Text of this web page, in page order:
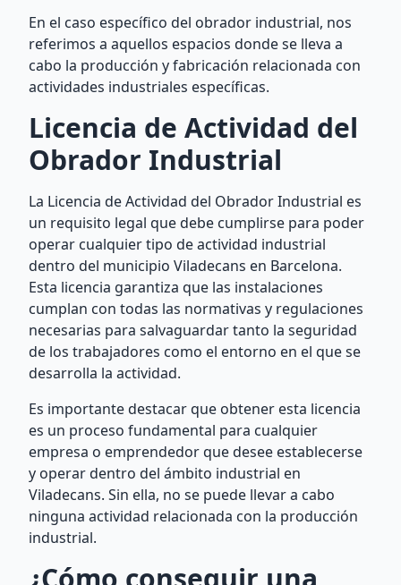
En el caso específico del obrador industrial, nos
referimos a aquellos espacios donde se lleva a
cabo la producción y fabricación relacionada con
actividades industriales específicas.
Licencia de Actividad del
Obrador Industrial
La Licencia de Actividad del Obrador Industrial es
un requisito legal que debe cumplirse para poder
operar cualquier tipo de actividad industrial
dentro del municipio Viladecans en Barcelona.
Esta licencia garantiza que las instalaciones
cumplan con todas las normativas y regulaciones
necesarias para salvaguardar tanto la seguridad
de los trabajadores como el entorno en el que se
desarrolla la actividad.
Es importante destacar que obtener esta licencia
es un proceso fundamental para cualquier
empresa o emprendedor que desee establecerse
y operar dentro del ámbito industrial en
Viladecans. Sin ella, no se puede llevar a cabo
ninguna actividad relacionada con la producción
industrial.